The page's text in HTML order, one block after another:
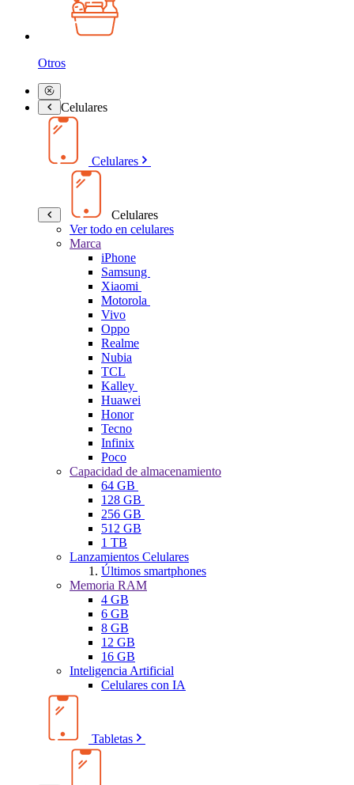
Otros
Celulares
Celulares
Celulares
Ver todo en celulares
Marca
iPhone
Samsung
Xiaomi
Motorola
Vivo
Oppo
Realme
Nubia
TCL
Kalley
Huawei
Honor
Tecno
Infinix
Poco
Capacidad de almacenamiento
64 GB
128 GB
256 GB
512 GB
1 TB
Lanzamientos Celulares
Últimos smartphones
Memoria RAM
4 GB
6 GB
8 GB
12 GB
16 GB
Inteligencia Artificial
Celulares con IA
Tabletas